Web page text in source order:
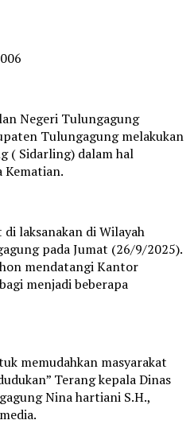
Negeri Tulungagung
Tulungagung melakukan
( Sidarling) dalam hal
Kematian.
laksanakan di Wilayah
pada Jumat (26/9/2025).
mendatangi Kantor
menjadi beberapa
memudahkan masyarakat
Terang kepala Dinas
Nina hartiani S.H.,